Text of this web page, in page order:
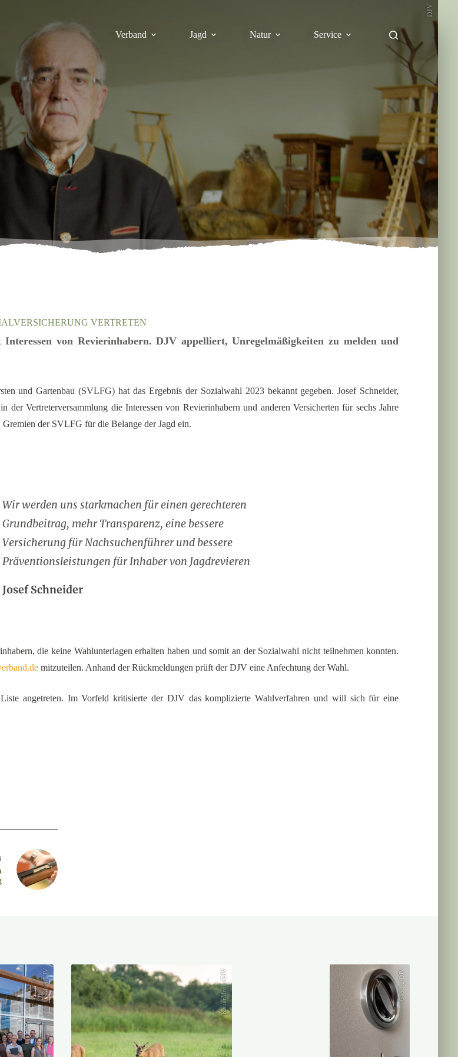
Verband Jagd Natur Service
DJV
VERTRETEN
von Revierinhabern. DJV appelliert, Unregelmäßigkeiten zu melden und
und Gartenbau (SVLFG) hat das Ergebnis der Sozialwahl 2023 bekannt gegeben. Josef Schneider,
Vertreterversammlung die Interessen von Revierinhabern und anderen Versicherten für sechs Jahre
der SVLFG für die Belange der Jagd ein.
Wir werden uns starkmachen für einen gerechteren
Grundbeitrag, mehr Transparenz, eine bessere
Versicherung für Nachsuchenführer und bessere
Präventionsleistungen für Inhaber von Jagdrevieren
Josef Schneider
die keine Wahlunterlagen erhalten haben und somit an der Sozialwahl nicht teilnehmen konnten.
mitzuteilen. Anhand der Rückmeldungen prüft der DJV eine Anfechtung der Wahl.
angetreten. Im Vorfeld kritisierte der DJV das komplizierte Wahlverfahren und will sich für eine
Stifter/LJV KauerMross/DJV Gaudig/DJV